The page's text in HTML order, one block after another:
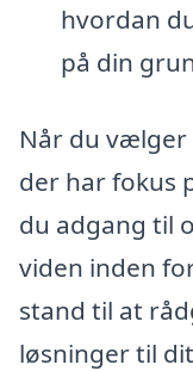
hvordan
på din
Når du vælger
der har fokus
du adgang til
viden inden
stand til at
løsninger til